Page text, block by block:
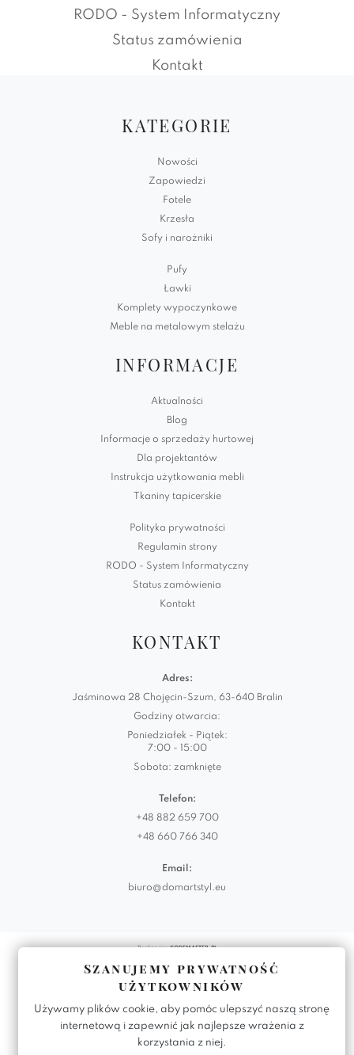
RODO - System Informatyczny
Status zamówienia
Kontakt
KATEGORIE
Nowości
Zapowiedzi
Fotele
Krzesła
Sofy i narożniki
Pufy
Ławki
Komplety wypoczynkowe
Meble na metalowym stelażu
INFORMACJE
Aktualności
Blog
Informacje o sprzedaży hurtowej
Dla projektantów
Instrukcja użytkowania mebli
Tkaniny tapicerskie
Polityka prywatności
Regulamin strony
RODO - System Informatyczny
Status zamówienia
Kontakt
KONTAKT
Adres:
Jaśminowa 28 Chojęcin-Szum, 63-640 Bralin
Godziny otwarcia:
Poniedziałek - Piątek:
7:00 - 15:00
Sobota: zamknięte
Telefon:
+48 882 659 700
+48 660 766 340
Email:
biuro@domartstyl.eu
Realizacja:KODEMASTER.PL
Szanujemy prywatność
użytkowników
Używamy plików cookie, aby pomóc ulepszyć naszą stronę
internetową i zapewnić jak najlepsze wrażenia z
korzystania z niej.